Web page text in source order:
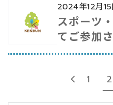
スポーツ
てご参加
2024年12月15
1 2